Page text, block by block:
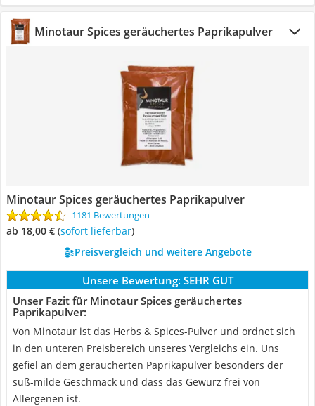
Minotaur Spices geräuchertes Paprikapulver
Minotaur Spices geräuchertes Paprikapulver
1181 Bewertungen
ab 18,00 € ( Sofort lieferbar)
Preisvergleich und weitere Angebote
Unsere Bewertung: SEHR GUT
Unser Fazit für Minotaur Spices geräuchertes
Paprikapulver:
Von Minotaur ist das Herbs & Spices-Pulver und ordnet sich
in den unteren Preisbereich unseres Vergleichs ein. Uns
gefiel an dem geräucherten Paprikapulver besonders der
süß-milde Geschmack und dass das Gewürz frei von
Allergenen ist.